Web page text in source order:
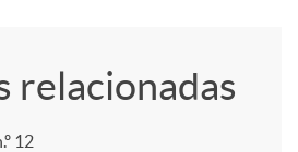
relacionadas
12